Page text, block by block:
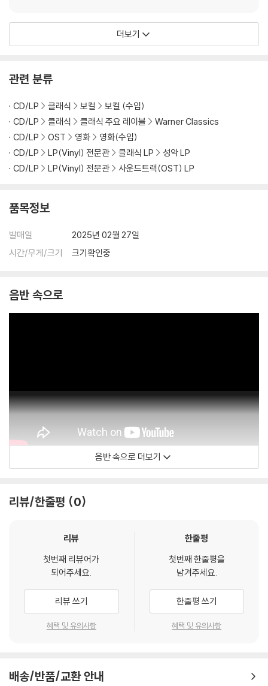
1) 불량으로 인한 반품/교환 요청 시에는 불량 확인을 위해 개봉 시의 동영
상을 요청할 수 있으며, 동영상이 없는 경우 반품/교환이 제한될 수 있습니
관련 사진과 동영상 및 재생 기기 모델명을 첨부하여 첨부하여 고객센터에
문의 바랍니다.
2) LP는 잦은 배송 과정에서 재킷에 손상이 발생할 가능성이 높고 재판매
가 어려우므로 신중한 구매를 부탁드립니다.
더보기
관련 분류
CD/LP 클래식 보컬
보컬 (수입)
CD/LP
클래식 클래식 주요 레이블
Warner Classics
CD/LP
OST 영화
영화(수입)
CD/LP
LP(Vinyl) 전문관 클래식 LP
성악 LP
CD/LP
LP(Vinyl) 전문관 사운드트랙(OST) LP
품목정보
발매일
2025년 02월 27일
시간/무게/크기
크기확인중
음반 속으로
음반 속으로 더보기
리뷰/한줄평 0
리뷰
첫번째 리뷰어가
되어주세요.
리뷰 쓰기
혜택 및 유의사항
한줄평
첫번째 한줄평을
남겨주세요.
한줄평 쓰기
혜택 및 유의사항
배송/반품/교환 안내